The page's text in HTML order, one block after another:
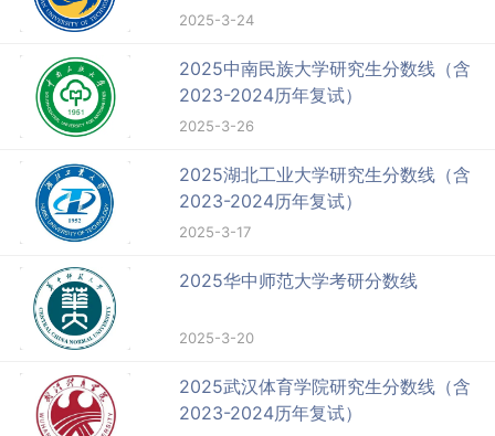
2025-3-24
2025中南民族大学研究生分数线（含
2023-2024历年复试）
2025-3-26
2025湖北工业大学研究生分数线（含
2023-2024历年复试）
2025-3-17
2025华中师范大学考研分数线
2025-3-20
2025武汉体育学院研究生分数线（含
2023-2024历年复试）